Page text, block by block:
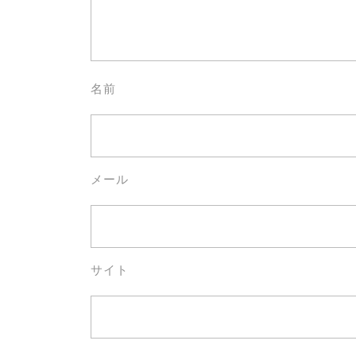
名前
メール
サイト